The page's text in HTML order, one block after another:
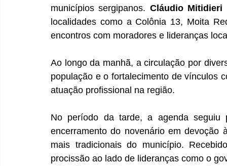
municípios sergipanos. Cláudio Mitidieri
localidades como a Colônia 13, Moita
encontros com moradores e lideranças
Ao longo da manhã, a circulação por
população e o fortalecimento de vínculos
atuação profissional na região.
No período da tarde, a agenda
encerramento do novenário em devoção
mais tradicionais do município.
procissão ao lado de lideranças como o